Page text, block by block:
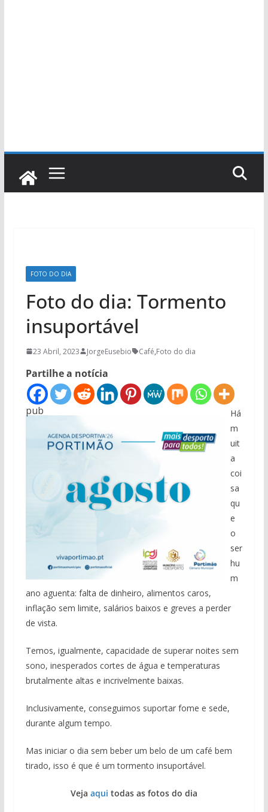
FOTO DO DIA
Foto do dia: Tormento
insuportável
23 Abril, 2023 JorgeEusebio Café,Foto do dia
Partilhe a notícia
pub
Há
m
uit
a
coi
sa
qu
e
o
ser
hu
m
ano aguenta: falta de dinheiro, alimentos caros,
inflação sem limite, salários baixos e greves a perder
de vista.
Temos, igualmente, capacidade de superar noites sem
sono, inesperados cortes de água e temperaturas
brutalmente altas e incrivelmente baixas.
Inclusivamente, conseguimos suportar fome e sede,
durante algum tempo.
Mas iniciar o dia sem beber um belo de um café bem
tirado, isso é que é um tormento insuportável.
Veja aqui todas as fotos do dia